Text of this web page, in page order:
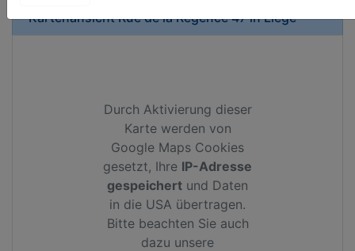
KartenansichtRue de la Régence 47inLiège
Durch Aktivierung dieser
Karte werden von
Google Maps Cookies
gesetzt, Ihre IP-Adresse
gespeichert und Daten
in die USA übertragen.
Bitte beachten Sie auch
dazu unsere